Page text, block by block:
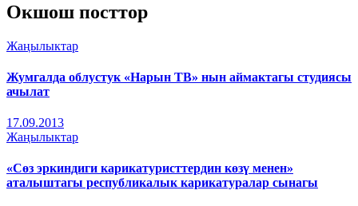
Окшош посттор
Жаңылыктар
Жумгалда облустук «Нарын ТВ» нын аймактагы студиясы
ачылат
17.09.2013
Жаңылыктар
«Сөз эркиндиги карикатуристтердин көзү менен»
аталыштагы республикалык карикатуралар сынагы